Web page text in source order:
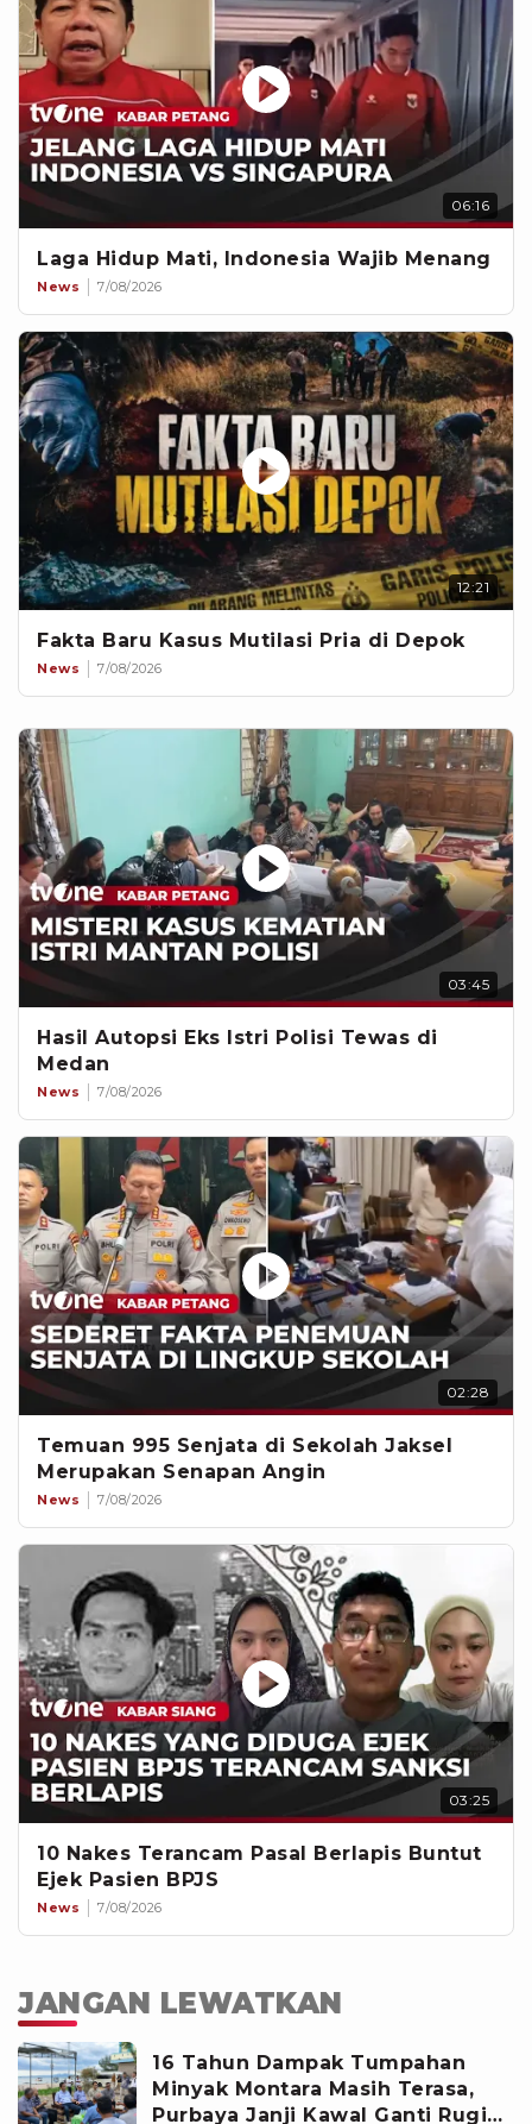
06:16
Laga Hidup Mati, Indonesia Wajib Menang
News 7/08/2026
12:21
Fakta Baru Kasus Mutilasi Pria di Depok
News 7/08/2026
03:45
Hasil Autopsi Eks Istri Polisi Tewas di
Medan
News 7/08/2026
02:28
Temuan 995 Senjata di Sekolah Jaksel
Merupakan Senapan Angin
News 7/08/2026
03:25
10 Nakes Terancam Pasal Berlapis Buntut
Ejek Pasien BPJS
News 7/08/2026
JANGAN LEWATKAN
16 Tahun Dampak Tumpahan
Minyak Montara Masih Terasa,
Purbaya Janji Kawal Ganti Rugi